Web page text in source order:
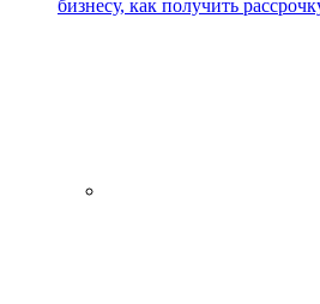
бизнесу, как получить